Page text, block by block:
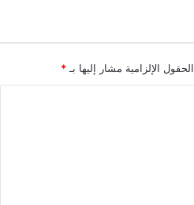
الحقول الإلزامية مشار إليها بـ *